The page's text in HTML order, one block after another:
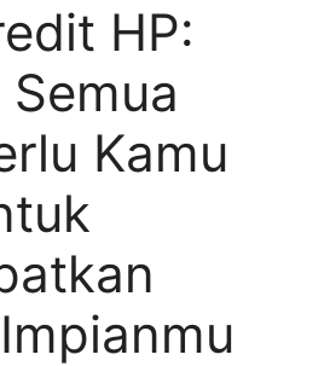
HP:
Kamu